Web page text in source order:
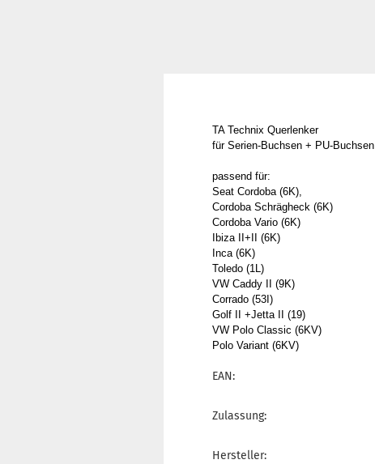
TA Technix Querlenker
für Serien-Buchsen + PU-Buchsen
passend für:
Seat Cordoba (6K),
Cordoba Schrägheck (6K)
Cordoba Vario (6K)
Ibiza II+II (6K)
Inca (6K)
Toledo (1L)
VW Caddy II (9K)
Corrado (53I)
Golf II +Jetta II (19)
VW Polo Classic (6KV)
Polo Variant (6KV)
EAN:
Zulassung:
Hersteller: